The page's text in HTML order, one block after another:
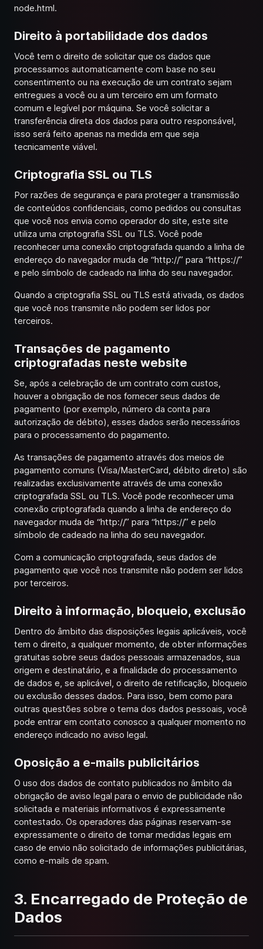
node.html.
Direito à portabilidade dos dados
Você tem o direito de solicitar que os dados que
processamos automaticamente com base no seu
consentimento ou na execução de um contrato sejam
entregues a você ou a um terceiro em um formato
comum e legível por máquina. Se você solicitar a
transferência direta dos dados para outro responsável,
isso será feito apenas na medida em que seja
tecnicamente viável.
Criptografia SSL ou TLS
Por razões de segurança e para proteger a transmissão
de conteúdos confidenciais, como pedidos ou consultas
que você nos envia como operador do site, este site
utiliza uma criptografia SSL ou TLS. Você pode
reconhecer uma conexão criptografada quando a linha de
endereço do navegador muda de “http://” para “https://”
e pelo símbolo de cadeado na linha do seu navegador.
Quando a criptografia SSL ou TLS está ativada, os dados
que você nos transmite não podem ser lidos por
terceiros.
Transações de pagamento
criptografadas neste website
Se, após a celebração de um contrato com custos,
houver a obrigação de nos fornecer seus dados de
pagamento (por exemplo, número da conta para
autorização de débito), esses dados serão necessários
para o processamento do pagamento.
As transações de pagamento através dos meios de
pagamento comuns (Visa/MasterCard, débito direto) são
realizadas exclusivamente através de uma conexão
criptografada SSL ou TLS. Você pode reconhecer uma
conexão criptografada quando a linha de endereço do
navegador muda de “http://” para “https://” e pelo
símbolo de cadeado na linha do seu navegador.
Com a comunicação criptografada, seus dados de
pagamento que você nos transmite não podem ser lidos
por terceiros.
Direito à informação, bloqueio, exclusão
Dentro do âmbito das disposições legais aplicáveis, você
tem o direito, a qualquer momento, de obter informações
gratuitas sobre seus dados pessoais armazenados, sua
origem e destinatário, e a finalidade do processamento
de dados e, se aplicável, o direito de retificação, bloqueio
ou exclusão desses dados. Para isso, bem como para
outras questões sobre o tema dos dados pessoais, você
pode entrar em contato conosco a qualquer momento no
endereço indicado no aviso legal.
Oposição a e-mails publicitários
O uso dos dados de contato publicados no âmbito da
obrigação de aviso legal para o envio de publicidade não
solicitada e materiais informativos é expressamente
contestado. Os operadores das páginas reservam-se
expressamente o direito de tomar medidas legais em
caso de envio não solicitado de informações publicitárias,
como e-mails de spam.
3. Encarregado de Proteção de
Dados